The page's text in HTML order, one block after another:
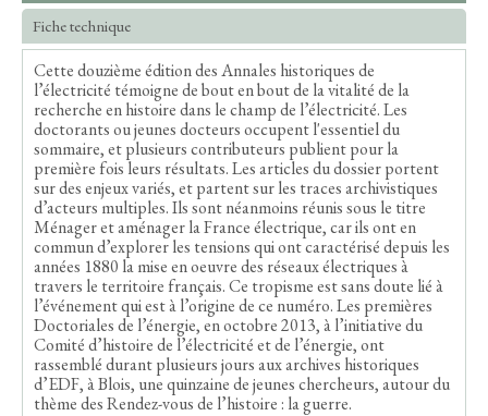
Fiche technique
Cette douzième édition des Annales historiques de
l’électricité témoigne de bout en bout de la vitalité de la
recherche en histoire dans le champ de l’électricité. Les
doctorants ou jeunes docteurs occupent l'essentiel du
sommaire, et plusieurs contributeurs publient pour la
première fois leurs résultats. Les articles du dossier portent
sur des enjeux variés, et partent sur les traces archivistiques
d’acteurs multiples. Ils sont néanmoins réunis sous le titre
Ménager et aménager la France électrique, car ils ont en
commun d’explorer les tensions qui ont caractérisé depuis les
années 1880 la mise en oeuvre des réseaux électriques à
travers le territoire français. Ce tropisme est sans doute lié à
l’événement qui est à l’origine de ce numéro. Les premières
Doctoriales de l’énergie, en octobre 2013, à l’initiative du
Comité d’histoire de l’électricité et de l’énergie, ont
rassemblé durant plusieurs jours aux archives historiques
d’EDF, à Blois, une quinzaine de jeunes chercheurs, autour du
thème des Rendez-vous de l’histoire : la guerre.